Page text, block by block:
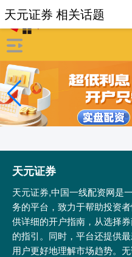
天元证券
天元证券,中国一线配资网是
务的平台，致力于帮助投资
供详细的开户指南，从选择
的指引。同时，平台还提供
用户更好地理解市场趋势。
天元证券 相关话题